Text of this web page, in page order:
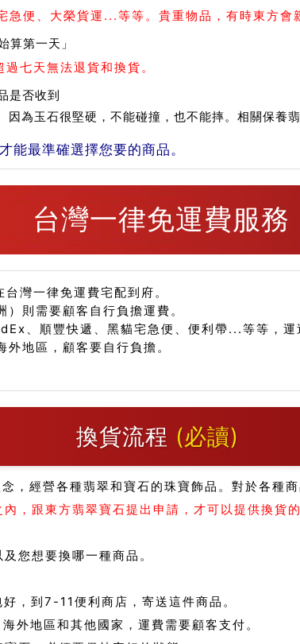
便、大榮貨運...等等。貴重物品，有時東方會
算第一天」
七天無法退貨和換貨。
是否收到
為玉石很堅硬，不能碰撞，也不能摔。相關保養
能最準確選擇您要的商品。
台灣一律免運費服務
灣一律免運費宅配到府。
則需要顧客自行負擔運費。
、順豐快遞、黑貓宅急便、便利帶...等等，運
地區，顧客要自行負擔。
換貨流程 (必讀)
，經營各種翡翠和寶石的珠寶飾品。對於各種
，跟東方翡翠寶石提出申請，才可以提供換貨的
您想要換哪一種商品。
，到7-11便利商店，寄送這件商品。
外地區和其他國家，運費需要顧客支付。